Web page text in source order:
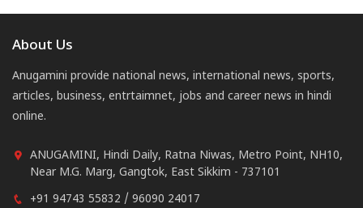
About Us
Anugamini provide national news, international news, sports,
articles, business, entrtaimnet, jobs and career news in hindi
online.
ANUGAMINI, Hindi Daily, Ratna Niwas, Metro Point, NH10,
Near M.G. Marg, Gangtok, East Sikkim - 737101
+91 94743 55832 / 96090 24017